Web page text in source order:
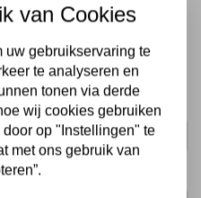
van Cookies
uw gebruikservaring te
te analyseren en
tonen via derde
wij cookies gebruiken
op "Instellingen" te
met ons gebruik van